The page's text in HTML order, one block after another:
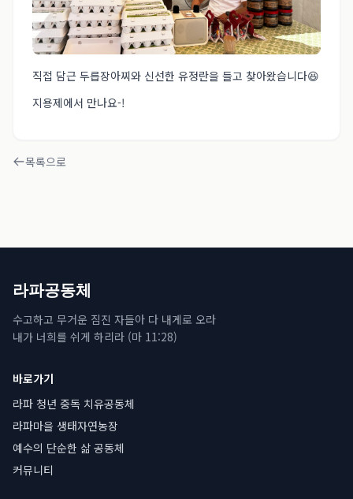
직접 담근 두릅장아찌와 신선한 유정란을 들고 찾아왔습니다😆
지용제에서 만나요-!
목록으로
라파공동체
수고하고 무거운 짐진 자들아 다 내게로 오라
내가 너희를 쉬게 하리라 (마 11:28)
바로가기
라파 청년 중독 치유공동체
라파마을 생태자연농장
예수의 단순한 삶 공동체
커뮤니티